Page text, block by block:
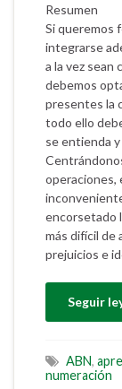
Resumen
Si queremos
integrarse
a la vez sean
debemos
presentes la
todo ello
se entienda
operaciones,
encorsetado
más difícil de
prejuicios e
Seguir
ABN,
numeración